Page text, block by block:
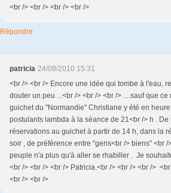
<br /> <br /> <br /> <br />
Répondre
patricia 24/08/2010 15:31
<br /> <br /> Encore une idée qui tombe à l'eau,
douter un peu ...<br /> <br /> <br /> ....sauf que
guichet du "Normandie" Christiane y été en
postulants lambda à la séance de 21<br /> h .
réservations au guichet à partir de 14 h, dans la
soir , de préférence entre "gens<br /> biens" <br
peuple n'a plus qu'à aller se rhabiller . Je
<br /> <br /> <br /> Patricia.<br /> <br /> <br />
<br /> <br />